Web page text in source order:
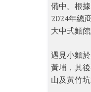
備中。根
2024年總
大中式麵
遇見小麵
黃埔，其
山及黃竹